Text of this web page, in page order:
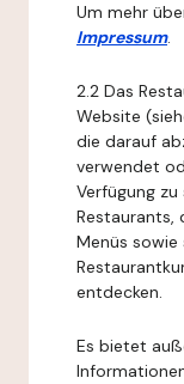
Um mehr
Impressum.
2.2 Das
Website
die darauf
verwendet
Verfügung
Restaurants,
Menüs sowie
entdecken.
Es bietet